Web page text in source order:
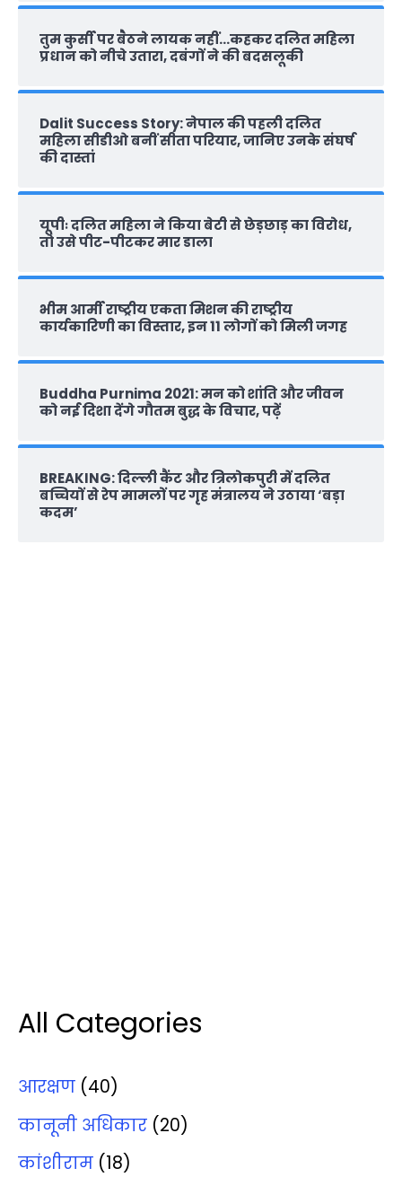
तुम कुर्सी पर बैठने लायक नहीं…कहकर दलित महिला
प्रधान को नीचे उतारा, दबंगों ने की बदसलूकी
Dalit Success Story: नेपाल की पहली दलित
महिला सीडीओ बनीं सीता परियार, जानिए उनके संघर्ष
की दास्‍तां
यूपीः दलित महिला ने किया बेटी से छेड़छाड़ का विरोध,
तो उसे पीट-पीटकर मार डाला
भीम आर्मी राष्‍ट्रीय एकता मिशन की राष्‍ट्रीय
कार्यकारिणी का विस्तार, इन 11 लोगों को मिली जगह
Buddha Purnima 2021: मन को शांति और जीवन
को नई दिशा देंगे गौतम बुद्ध के विचार, पढ़ें
BREAKING: दिल्‍ली कैंट और त्रिलोकपुरी में दलित
बच्चियों से रेप मामलों पर गृह मंत्रालय ने उठाया ‘बड़ा
कदम’
All Categories
आरक्षण (40)
कानूनी अधिकार (20)
कांशीराम (18)